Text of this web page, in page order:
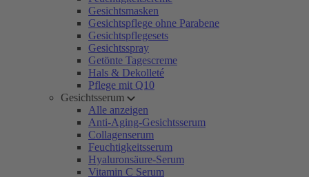
Gesichtsmasken
Gesichtspflege ohne Parabene
Gesichtspflegesets
Gesichtsspray
Getönte Tagescreme
Hals & Dekolleté
Pflege mit Q10
Gesichtsserum
Alle anzeigen
Anti-Aging-Gesichtsserum
Collagenserum
Feuchtigkeitsserum
Hyaluronsäure-Serum
Vitamin C Serum